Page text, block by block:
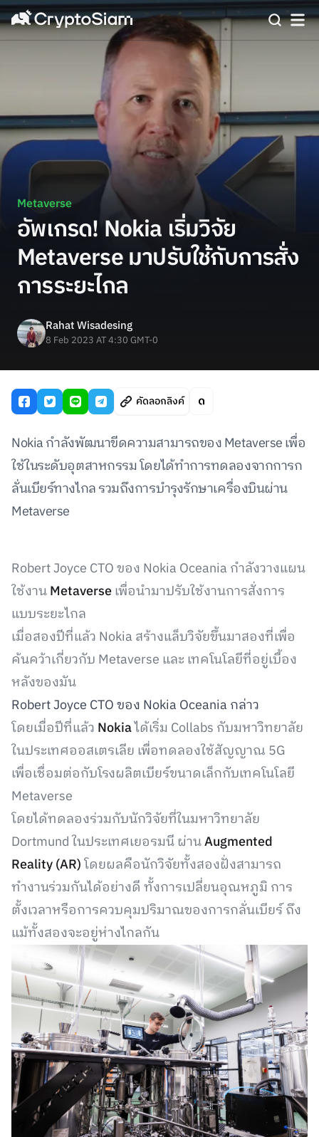
Metaverse
อัพเกรด! Nokia เริ่มวิจัย
Metaverse มาปรับใช้กับการสั่ง
การระยะไกล
Rahat Wisadesing
8 Feb 2023 AT 4:30 GMT-0
คัดลอกลิงค์
Nokia กำลังพัฒนาขีดความสามารถของ Metaverse เพื่อ
ใช้ในระดับอุตสาหกรรม โดยได้ทำการทดลองจากการก
ลั่นเบียร์ทางไกล รวมถึงการบำรุงรักษาเครื่องบินผ่าน
Metaverse
Robert Joyce CTO ของ Nokia Oceania กำลังวางแผน
ใช้งานMetaverseเพื่อนำมาปรับใช้งานการสั่งการ
แบบระยะไกล
เมื่อสองปีที่แล้ว Nokia สร้างแล็บวิจัยขึ้นมาสองที่เพื่อ
ค้นคว้าเกี่ยวกับ Metaverse และ เทคโนโลยีที่อยู่เบื้อง
หลังของมัน
Robert Joyce CTO ของ Nokia Oceania กล่าว
โดยเมื่อปีที่แล้ว Nokiaได้เริ่ม Collabs กับมหาวิทยาลัย
ในประเทศออสเตรเลีย เพื่อทดลองใช้สัญญาณ 5G
เพื่อเชื่อมต่อกับโรงผลิตเบียร์ขนาดเล็กกับเทคโนโลยี
Metaverse
โดยได้ทดลองร่วมกับนักวิจัยที่ในมหาวิทยาลัย
Dortmund ในประเทศเยอรมนี ผ่านAugmented
Reality (AR)โดยผลคือนักวิจัยทั้งสองฝั่งสามารถ
ทำงานร่วมกันได้อย่างดี ทั้งการเปลี่ยนอุณหภูมิ การ
ตั้งเวลาหรือการควบคุมปริมาณของการกลั่นเบียร์ ถึง
แม้ทั้งสองจะอยู่ห่างไกลกัน